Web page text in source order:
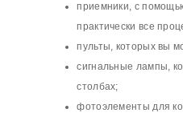
приемники, с
практически все
пульты, которых вы
сигнальные лампы,
столбах;
фотоэлементы для